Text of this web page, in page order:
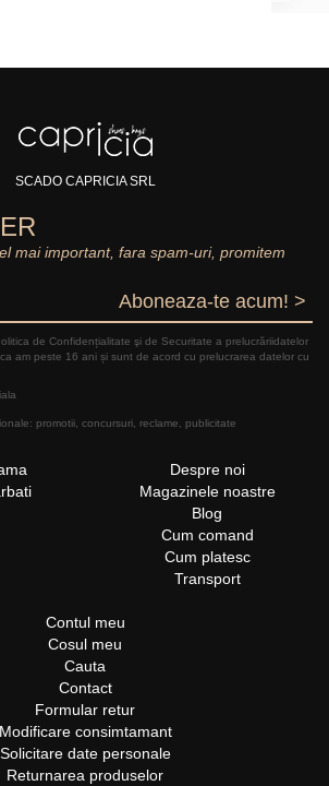
SCADO CAPRICIA SRL
mai important, fara spam-uri, promitem
Aboneaza-te acum! >
de Confidențialitate şi de Securitate a prelucrăriidatelor
am peste 16 ani și sunt de acord cu prelucrarea datelor cu
promotii, concursuri, reclame, publicitate
Despre noi
Magazinele noastre
Blog
Cum comand
Cum platesc
Transport
Contul meu
Cosul meu
Cauta
Contact
Formular retur
Modificare consimtamant
Solicitare date personale
Returnarea produselor